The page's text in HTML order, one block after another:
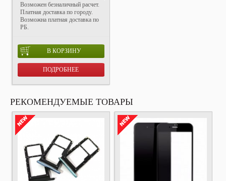
Возможен безналичный расчет.
Платная доставка по городу.
Возможна платная доставка по
РБ.
В КОРЗИНУ
ПОДРОБНЕЕ
РЕКОМЕНДУЕМЫЕ ТОВАРЫ